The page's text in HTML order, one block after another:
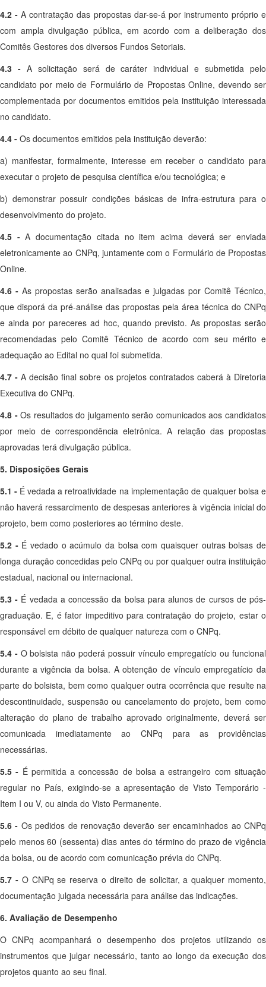
4.2 -A contratação das propostas dar-se-á por instrumento próprio e
com ampla divulgação pública, em acordo com a deliberação dos
Comitês Gestores dos diversos Fundos Setoriais.
4.3 -A solicitação será de caráter individual e submetida pelo
candidato por meio de Formulário de Propostas Online, devendo ser
complementada por documentos emitidos pela instituição interessada
no candidato.
4.4 - Os documentos emitidos pela instituição deverão:
a) manifestar, formalmente, interesse em receber o candidato para
executar o projeto de pesquisa científica e/ou tecnológica; e
b) demonstrar possuir condições básicas de infra-estrutura para o
desenvolvimento do projeto.
4.5 -A documentação citada no item acima deverá ser enviada
eletronicamente ao CNPq, juntamente com o Formulário de Propostas
Online.
4.6 - As propostas serão analisadas e julgadas por Comitê Técnico,
que disporá da pré-análise das propostas pela área técnica do CNPq
e ainda por pareceres ad hoc, quando previsto. As propostas serão
recomendadas pelo Comitê Técnico de acordo com seu mérito e
adequação ao Edital no qual foi submetida.
4.7 -A decisão final sobre os projetos contratados caberá à Diretoria
Executiva do CNPq.
4.8 -Os resultados do julgamento serão comunicados aos candidatos
por meio de correspondência eletrônica. A relação das propostas
aprovadas terá divulgação pública.
5. Disposições Gerais
5.1 - É vedada a retroatividade na implementação de qualquer bolsa e
não haverá ressarcimento de despesas anteriores à vigência inicial do
projeto, bem como posteriores ao término deste.
5.2 -É vedado o acúmulo da bolsa com quaisquer outras bolsas de
longa duração concedidas pelo CNPq ou por qualquer outra instituição
estadual, nacional ou internacional.
5.3 - É vedada a concessão da bolsa para alunos de cursos de pós-
graduação. E, é fator impeditivo para contratação do projeto, estar o
responsável em débito de qualquer natureza com o CNPq.
5.4 -O bolsista não poderá possuir vínculo empregatício ou funcional
durante a vigência da bolsa. A obtenção de vínculo empregatício da
parte do bolsista, bem como qualquer outra ocorrência que resulte na
descontinuidade, suspensão ou cancelamento do projeto, bem como
alteração do plano de trabalho aprovado originalmente, deverá ser
comunicada imediatamente ao CNPq para as providências
necessárias.
5.5 - É permitida a concessão de bolsa a estrangeiro com situação
regular no País, exigindo-se a apresentação de Visto Temporário -
Item I ou V, ou ainda do Visto Permanente.
5.6 - Os pedidos de renovação deverão ser encaminhados ao CNPq
pelo menos 60 (sessenta) dias antes do término do prazo de vigência
da bolsa, ou de acordo com comunicação prévia do CNPq.
5.7 -O CNPq se reserva o direito de solicitar, a qualquer momento,
documentação julgada necessária para análise das indicações.
6. Avaliação de Desempenho
O CNPq acompanhará o desempenho dos projetos utilizando os
instrumentos que julgar necessário, tanto ao longo da execução dos
projetos quanto ao seu final.